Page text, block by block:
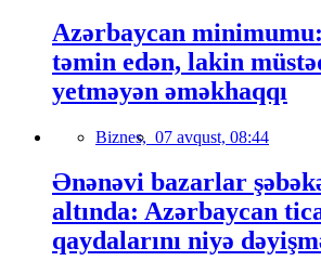
Azərbaycan minimumu:
təmin edən, lakin
yetməyən əməkhaqqı
Biznes, 07 avqust, 08:44
Ənənəvi bazarlar
altında: Azərbaycan
qaydalarını niyə